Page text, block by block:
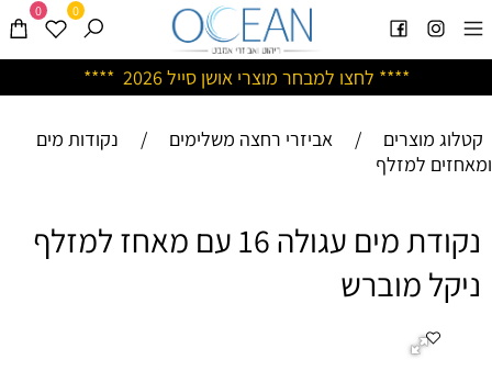
**** לחצו למבחר מוצרי אושן סייל 2026 ****
0 0
קטלוג מוצרים / אביזרי רחצה משלימים /
נקודות מים
ומאחזים למזלף
נקודת מים עגולה 16 עם מאחז למזלף
ניקל מוברש